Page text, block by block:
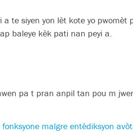
te siyen yon lèt kote yo pwomèt
baleye kèk pati nan peyi a.
pa t pran anpil tan pou m
malgre entèdiksyon